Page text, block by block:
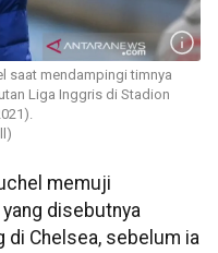
saat mendampingi timnya
Liga Inggris di Stadion
memuji
yang disebutnya
di Chelsea, sebelum ia